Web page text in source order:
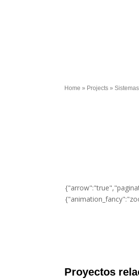
Home » Projects » Sistemas
Proyectos